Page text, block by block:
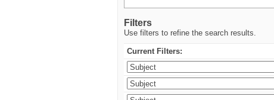
Filters
Use filters to refine the search results.
Current Filters: